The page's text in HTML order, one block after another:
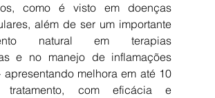
como é visto em doenças
além de ser um importante
natural em terapias
e no manejo de inflamações
apresentando melhora em até 10
com eficácia e